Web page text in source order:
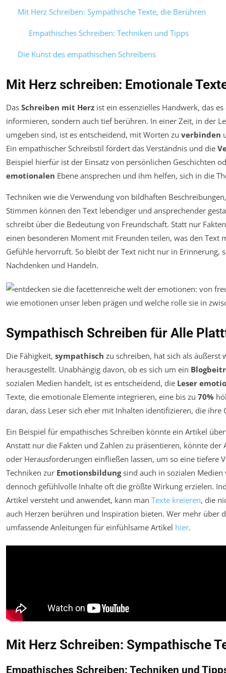
Mit Herz Schreiben: Sympathische Texte, die Berühren
Empathisches Schreiben: Techniken und Tipps
Die Kunst des empathischen Schreibens
Mit Herz schreiben: Emotionale
Das Schreiben mit Herz ist ein essenzielles Handwerk, das
informieren, sondern auch tief berühren. In einer Zeit, in der
umgeben sind, ist es entscheidend, mit Worten zu verbinden
Ein empathischer Schreibstil fördert das Verständnis und die
Beispiel hierfür ist der Einsatz von persönlichen Geschichten
emotionalen Ebene ansprechen und ihm helfen, sich in die
Techniken wie die Verwendung von bildhaften
Stimmen können den Text lebendiger und ansprechender
schreibt über die Bedeutung von Freundschaft. Statt nur
einen besonderen Moment mit Freunden teilen, was den Text
Gefühle hervorruft. So bleibt der Text nicht nur in Erinnerung,
Nachdenken und Handeln.
Sympathisch Schreiben für Alle
Die Fähigkeit, sympathisch zu schreiben, hat sich als
herausgestellt. Unabhängig davon, ob es sich um ein
sozialen Medien handelt, ist es entscheidend, die Leser
Texte, die emotionale Elemente integrieren, eine bis zu 70%
daran, dass Leser sich eher mit Inhalten identifizieren, die
Ein Beispiel für empathisches Schreiben könnte ein Artikel
Anstatt nur die Fakten und Zahlen zu präsentieren, könnte der
oder Herausforderungen einfließen lassen, um so eine tiefere
Techniken zur Emotionsbildungsind auch in sozialen
dennoch gefühlvolle Inhalte oft die größte Wirkung erzielen.
Artikel versteht und anwendet, kann man Texte kreieren, die
auch Herzen berühren und Inspiration bieten. Wer mehr über
umfassende Anleitungen für einfühlsame Artikel hier.
Mit Herz Schreiben: Sympathische
Empathisches Schreiben: Techniken und